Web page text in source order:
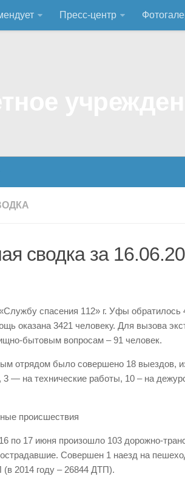
Пресс-центр
сводка за
спасения 112» г. Уфы обратилось
оказана 3421 человеку. Для вызова
бытовым вопросам – 91 человек.
отрядом было совершено 18 выездов,
3 — на технические работы, 10 – на
происшествия
по 17 июня произошло 103 дорожно-
Совершен 1 наезд на
2014 году – 26844 ДТП).